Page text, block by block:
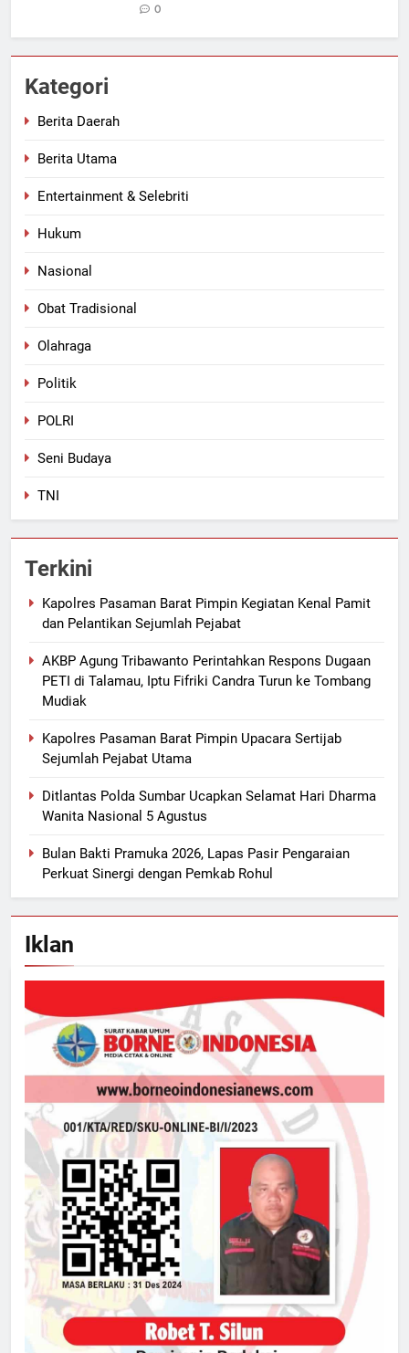
0
Kategori
Berita Daerah
Berita Utama
Entertainment & Selebriti
Hukum
Nasional
Obat Tradisional
Olahraga
Politik
POLRI
Seni Budaya
TNI
Terkini
Kapolres Pasaman Barat Pimpin Kegiatan Kenal Pamit
dan Pelantikan Sejumlah Pejabat
AKBP Agung Tribawanto Perintahkan Respons Dugaan
PETI di Talamau, Iptu Fifriki Candra Turun ke Tombang
Mudiak
Kapolres Pasaman Barat Pimpin Upacara Sertijab
Sejumlah Pejabat Utama
Ditlantas Polda Sumbar Ucapkan Selamat Hari Dharma
Wanita Nasional 5 Agustus
Bulan Bakti Pramuka 2026, Lapas Pasir Pengaraian
Perkuat Sinergi dengan Pemkab Rohul
Iklan